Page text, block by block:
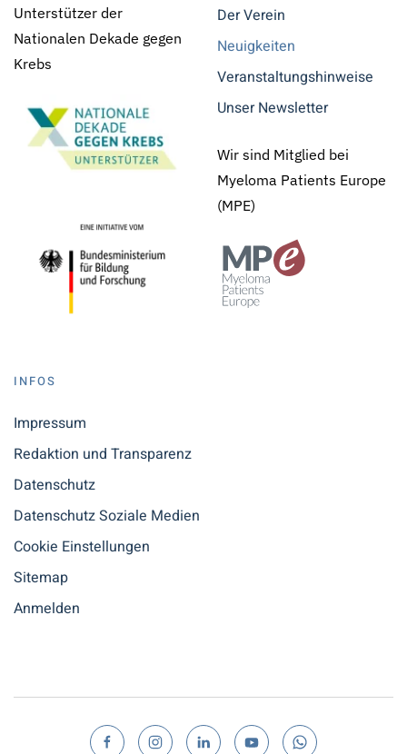
Unterstützer der
Nationalen Dekade gegen
Krebs
Der Verein
Neuigkeiten
Veranstaltungshinweise
Unser Newsletter
Wir sind Mitglied bei
Myeloma Patients Europe
(MPE)
INFOS
Impressum
Redaktion und Transparenz
Datenschutz
Datenschutz Soziale Medien
Cookie Einstellungen
Sitemap
Anmelden